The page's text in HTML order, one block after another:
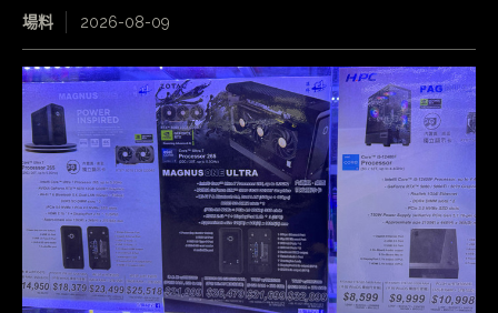
場料 2026-08-09